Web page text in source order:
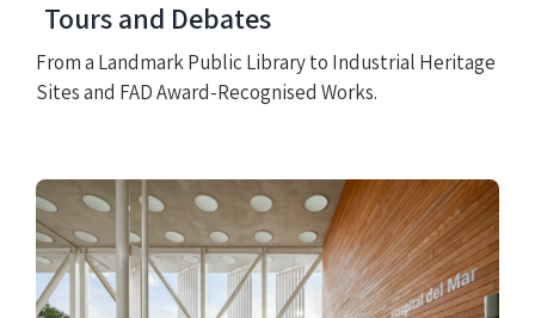
Tours and Debates
From a Landmark Public Library to Industrial Heritage
Sites and FAD Award-Recognised Works.